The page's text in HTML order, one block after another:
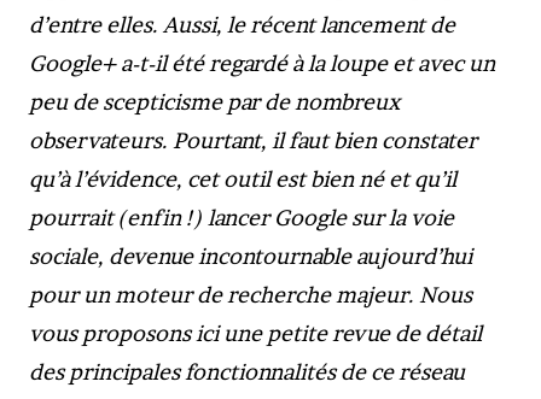
d’entre elles. Aussi, le récent lancement de
Google+ a-t-il été regardé à la loupe et avec un
peu de scepticisme par de nombreux
observateurs. Pourtant, il faut bien constater
qu’à l’évidence, cet outil est bien né et qu’il
pourrait (enfin !) lancer Google sur la voie
sociale, devenue incontournable aujourd’hui
pour un moteur de recherche majeur. Nous
vous proposons ici une petite revue de détail
des principales fonctionnalités de ce réseau